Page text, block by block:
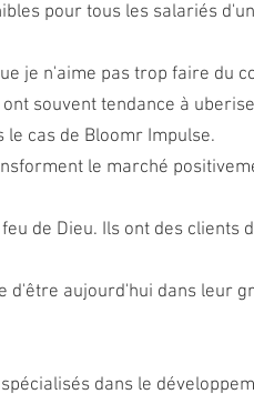
pour tous les salariés
je n'aime pas trop faire du
souvent tendance à
le cas de Bloomr Impulse.
le marché
de Dieu. Ils ont des
d'être aujourd'hui dans leur
dans le